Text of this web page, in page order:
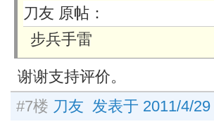
刀友 原帖：
步兵手雷
谢谢支持评价。
#7楼 刀友 发表于 2011/4/29